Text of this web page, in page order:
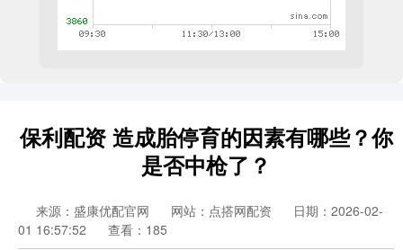
保利配资 造成胎停育的因素有哪些？你
是否中枪了？
来源：盛康优配官网 网站：点搭网配资
日期：2026-02-
01 16:57:52
查看：185